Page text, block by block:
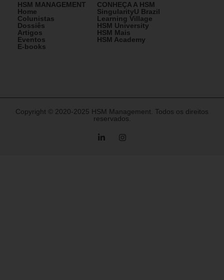
HSM MANAGEMENT
Home
Colunistas
Dossiês
Artigos
Eventos
E-books
CONHEÇA A HSM
SingularityU Brazil
Learning Village
HSM University
HSM Mais
HSM Academy
Copyright © 2020-2025 HSM Management. Todos os direitos
reservados.